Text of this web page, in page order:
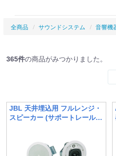
全商品 サウンドシステム 音響機
365件の商品がみつかりました。
JBL 天井埋込用 フルレンジ・
スピーカー (サポートレール無